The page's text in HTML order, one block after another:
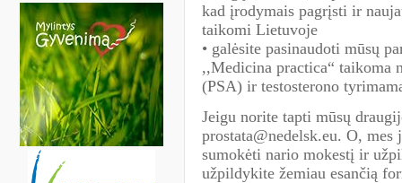
kad įrodymais pagrįsti ir
taikomi Lietuvoje
• galėsite pasinaudoti mūsų
,,Medicina practica“ taikoma
(PSA) ir testosterono
Jeigu norite tapti mūsų
prostata@nedelsk.eu. O,
sumokėti nario mokestį ir
užpildykite žemiau esančią